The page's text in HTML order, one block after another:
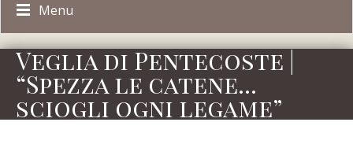
Menu
Veglia di Pentecoste |
“Spezza le catene…
sciogli ogni legame”